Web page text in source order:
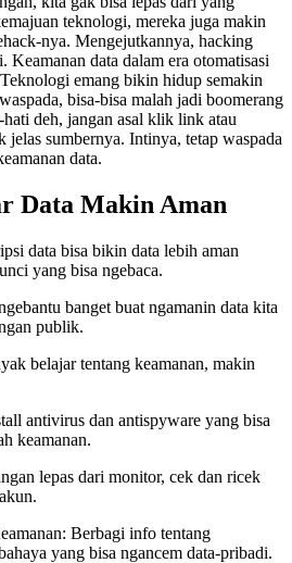
teknologi, mereka juga makin
nya. Mengejutkannya, hacking
Keamanan data dalam era otomatisasi
emang bikin hidup semakin
bisa-bisa malah jadi boomerang
deh, jangan asal klik link atau
sumbernya. Intinya, tetap waspada
data.
Data Makin Aman
data bisa bikin data lebih aman
yang bisa ngebaca.
banget buat ngamanin data kita
publik.
belajar tentang keamanan, makin
antivirus dan antispyware yang bisa
keamanan.
lepas dari monitor, cek dan ricek
Berbagi info tentang
yang bisa ngancem data-pribadi.